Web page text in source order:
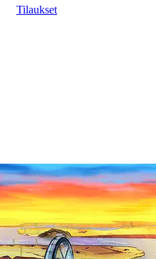
Tilaukset